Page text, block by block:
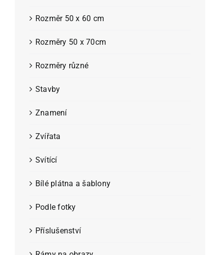
Rozměr 50 x 60 cm
Rozměry 50 x 70cm
Rozměry různé
Stavby
Znamení
Zvířata
Svítící
Bílé plátna a šablony
Podle fotky
Příslušenství